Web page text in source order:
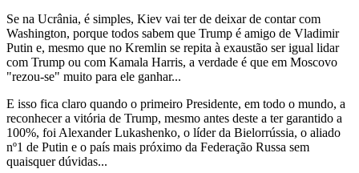
Se na Ucrânia, é simples, Kiev vai ter de deixar de contar com
Washington, porque todos sabem que Trump é amigo de Vladimir
Putin e, mesmo que no Kremlin se repita à exaustão ser igual lidar
com Trump ou com Kamala Harris, a verdade é que em Moscovo
"rezou-se" muito para ele ganhar...
E isso fica claro quando o primeiro Presidente, em todo o mundo, a
reconhecer a vitória de Trump, mesmo antes deste a ter garantido a
100%, foi Alexander Lukashenko, o líder da Bielorrússia, o aliado
nº1 de Putin e o país mais próximo da Federação Russa sem
quaisquer dúvidas...